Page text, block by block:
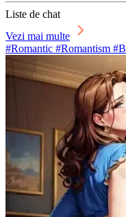
Liste de chat
Vezi mai multe
#Romantic #Romantism